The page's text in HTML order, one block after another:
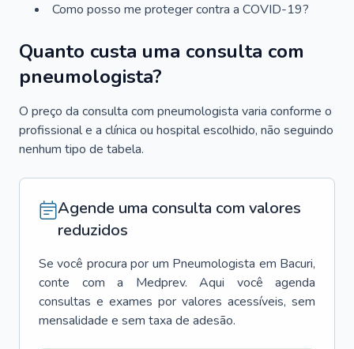
Como posso me proteger contra a COVID-19?
Quanto custa uma consulta com
pneumologista?
O preço da consulta com pneumologista varia conforme o
profissional e a clínica ou hospital escolhido, não seguindo
nenhum tipo de tabela.
Agende uma consulta com valores
reduzidos
Se você procura por um Pneumologista em Bacuri,
conte com a Medprev. Aqui você agenda
consultas e exames por valores acessíveis, sem
mensalidade e sem taxa de adesão.